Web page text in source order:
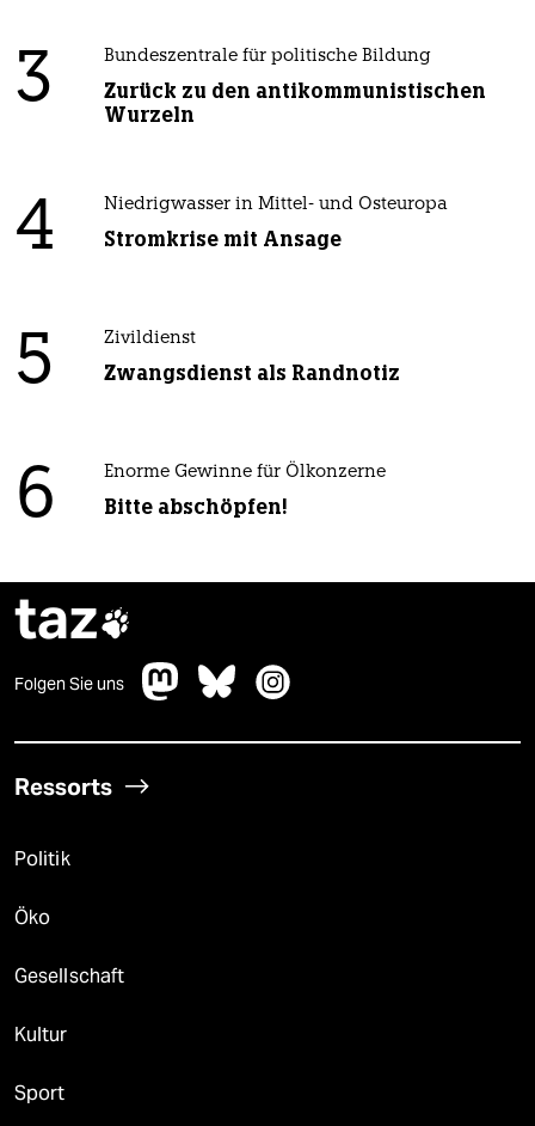
3 Bundeszentrale für politische Bildung
Zurück zu den antikommunistischen
Wurzeln
4 Niedrigwasser in Mittel- und Osteuropa
Stromkrise mit Ansage
5 Zivildienst
Zwangsdienst als Randnotiz
6 Enorme Gewinne für Ölkonzerne
Bitte abschöpfen!
taz
Folgen Sie uns
Ressorts
Politik
Öko
Gesellschaft
Kultur
Sport